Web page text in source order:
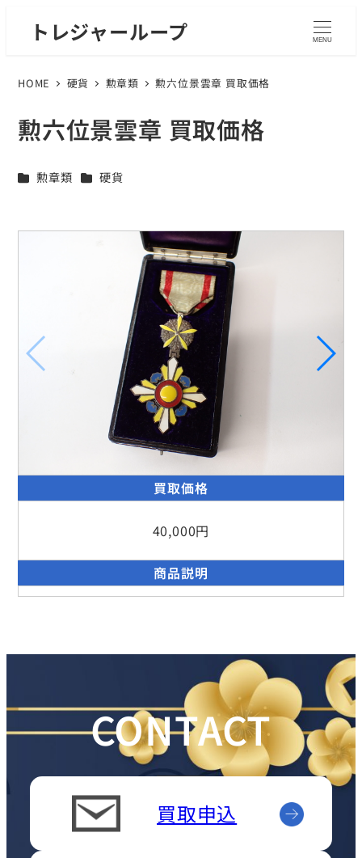
トレジャーループ MENU
HOME 硬貨 勲章類 勲六位景雲章 買取価格
勲六位景雲章 買取価格
カテゴリー
勲章類 カテゴリー
硬貨
買取価格
40,000円
商品説明
CONTACT
買取申込